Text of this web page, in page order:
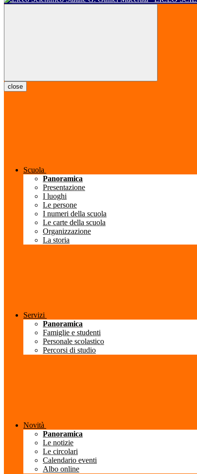
close
Scuola
Panoramica
Presentazione
I luoghi
Le persone
I numeri della scuola
Le carte della scuola
Organizzazione
La storia
Servizi
Panoramica
Famiglie e studenti
Personale scolastico
Percorsi di studio
Novità
Panoramica
Le notizie
Le circolari
Calendario eventi
Albo online